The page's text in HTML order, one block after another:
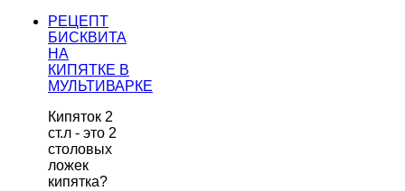
РЕЦЕПТ
БИСКВИТА
НА
КИПЯТКЕ В
МУЛЬТИВАРКЕ
Кипяток 2
ст.л - это 2
столовых
ложек
кипятка?